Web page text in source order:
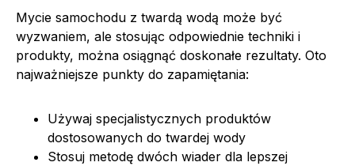
Mycie samochodu z twardą wodą może być
wyzwaniem, ale stosując odpowiednie techniki i
produkty, można osiągnąć doskonałe rezultaty. Oto
najważniejsze punkty do zapamiętania:
Używaj specjalistycznych produktów
dostosowanych do twardej wody
Stosuj metodę dwóch wiader dla lepszej